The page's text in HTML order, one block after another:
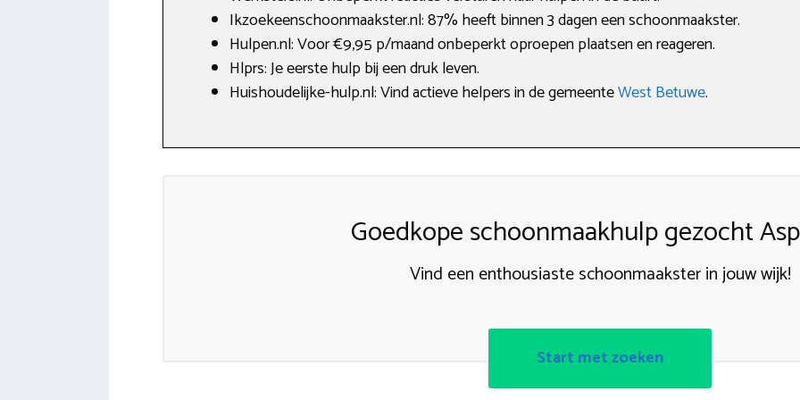
Ikzoekeenschoonmaakster.nl: 87% heeft binnen 3 dagen een schoonmaakster.
Hulpen.nl: Voor €9,95 p/maand onbeperkt oproepen plaatsen en reageren.
Hlprs: Je eerste hulp bij een druk leven.
Huishoudelijke-hulp.nl: Vind actieve helpers in de gemeenteWest Betuwe.
Goedkope schoonmaakhulp gezocht
Vind een enthousiaste schoonmaakster in jouw wijk!
Start met zoeken